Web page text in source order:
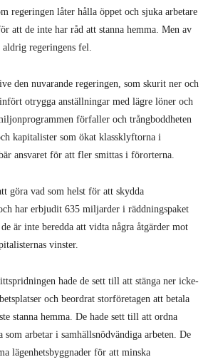
regeringen låter hålla öppet och sjuka arbetare
att de inte har råd att stanna hemma. Men av
regeringens fel.
den nuvarande regeringen, som skurit ner och
otrygga anställningar med lägre löner och
förfaller och trångboddheten
kapitalister som ökat klassklyftorna i
ansvaret för att fler smittas i förorterna.
göra vad som helst för att skydda
har erbjudit 635 miljarder i räddningspaket
är inte beredda att vidta några åtgärder mot
vinster.
hade de sett till att stänga ner icke-
och beordrat storföretagen att betala
stanna hemma. De hade sett till att ordna
som arbetar i samhällsnödvändiga arbeten. De
lägenhetsbyggnader för att minska